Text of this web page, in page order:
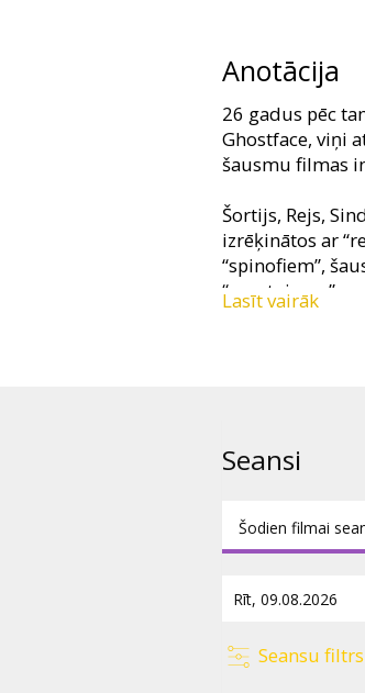
Anotācija
26 gadus pēc
Ghostface, viņi
šausmu filmas
Šortijs, Rejs,
izrēķinātos ar
“spinofiem”,
“mantojums”
pēdējā.
Lasīt vairāk
Seansi
Šodien filmai
Seansu filtrs